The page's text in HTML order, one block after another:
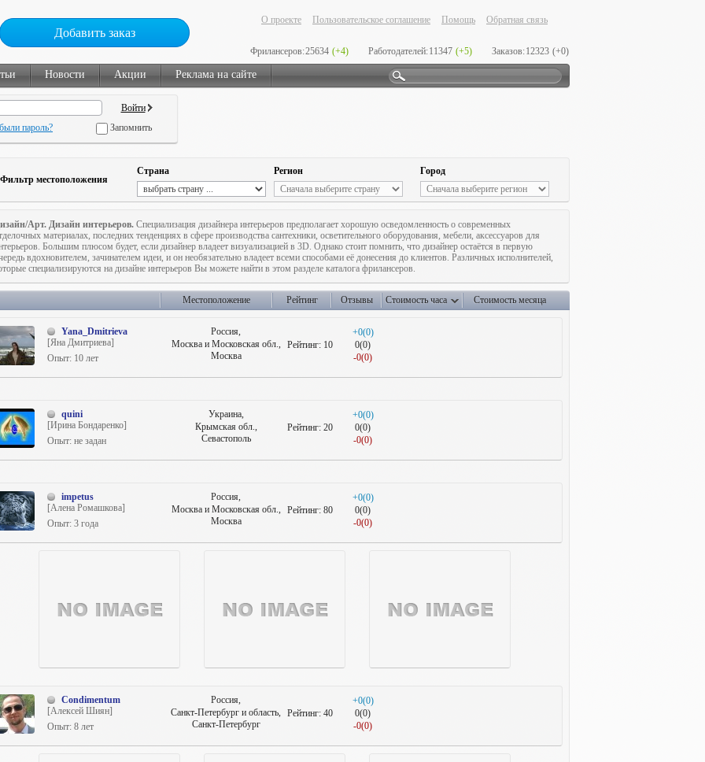
Добавить заказ
О проекте Пользовательское соглашение Помощь Обратная связь
Фрилансеров:25634 (+4) Работодателей:11347 (+5) Заказов:12323 (+0)
Новости Акции Реклама на сайте
пароль? Запомнить
Фильтр местоположения
Страна Регион Город
Арт. Дизайн интерьеров. Специализация дизайнера интерьеров предполагает хорошую осведомленность о современных
материалах, последних тенденциях в сфере производства сантехники, осветительного оборудования, мебели, аксессуаров для
Большим плюсом будет, если дизайнер владеет визуализацией в 3D. Однако стоит помнить, что дизайнер остаётся в первую
вдохновителем, зачинателем идеи, и он необязательно владеет всеми способами её донесения до клиентов. Различных исполнителей,
специализируются на дизайне интерьеров Вы можете найти в этом разделе каталога фрилансеров.
Местоположение Рейтинг Отзывы Стоимость часа Стоимость месяца
Yana_Dmitrieva
[Яна Дмитриева]
Опыт: 10 лет
+0(0)
0(0)
-0(0)
Рейтинг:10
Россия,
Москва и Московская обл.,
Москва
quini
[Ирина Бондаренко]
Опыт: не задан
+0(0)
0(0)
-0(0)
Рейтинг:20
Украина,
Крымская обл.,
Севастополь
impetus
[Алена Ромашкова]
Опыт: 3 года
+0(0)
0(0)
-0(0)
Рейтинг:80
Россия,
Москва и Московская обл.,
Москва
Condimentum
[Алексей Шиян]
Опыт: 8 лет
+0(0)
0(0)
-0(0)
Рейтинг:40
Россия,
Санкт-Петербург и область,
Санкт-Петербург